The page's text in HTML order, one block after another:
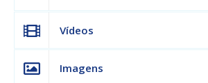
Vídeos
Imagens